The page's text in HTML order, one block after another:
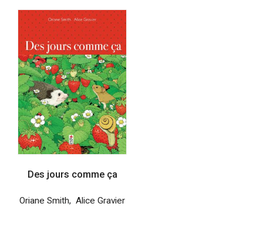
Des jours comme ça
Oriane Smith, Alice Gravier